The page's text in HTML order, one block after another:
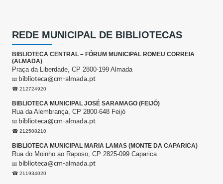
REDE MUNICIPAL DE BIBLIOTECAS
BIBLIOTECA CENTRAL – FÓRUM MUNICIPAL ROMEU CORREIA
(ALMADA)
Praça da Liberdade, CP 2800-199 Almada
📧 biblioteca@cm-almada.pt
☎ 212724920
BIBLIOTECA MUNICIPAL JOSÉ SARAMAGO (FEIJÓ)
Rua da Alembrança, CP 2800-648 Feijó
📧 biblioteca@cm-almada.pt
☎ 212508210
BIBLIOTECA MUNICIPAL MARIA LAMAS (MONTE DA CAPARICA)
Rua do Moinho ao Raposo, CP 2825-099 Caparica
📧 biblioteca@cm-almada.pt
☎ 211934020